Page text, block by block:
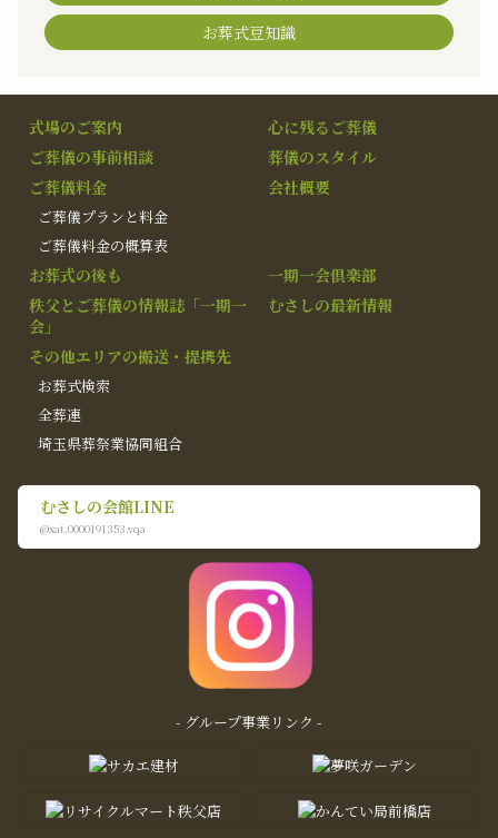
お葬式豆知識
式場のご案内
心に残るご葬儀
ご葬儀の事前相談
葬儀のスタイル
ご葬儀料金
ご葬儀プランと料金
ご葬儀料金の概算表
会社概要
お葬式の後も
一期一会倶楽部
秩父とご葬儀の情報誌「一期一
会」
むさしの最新情報
その他エリアの搬送・提携先
お葬式検索
全葬連
埼玉県葬祭業協同組合
むさしの会館LINE
@xat.0000191353.vqa
- グループ事業リンク -